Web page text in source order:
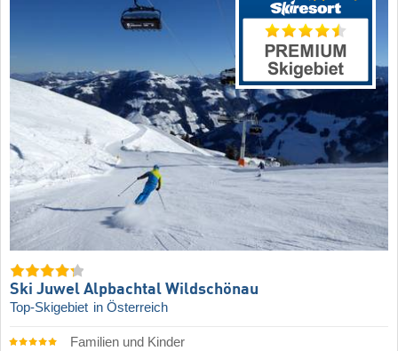
Ski Juwel Alpbachtal Wildschönau
Top-Skigebiet in Österreich
Familien und Kinder